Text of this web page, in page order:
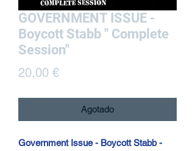
GOVERNMENT ISSUE -
Boycott Stabb " Complete
Session"
20,00 €Precio
Agotado
Government Issue - Boycott Stabb -